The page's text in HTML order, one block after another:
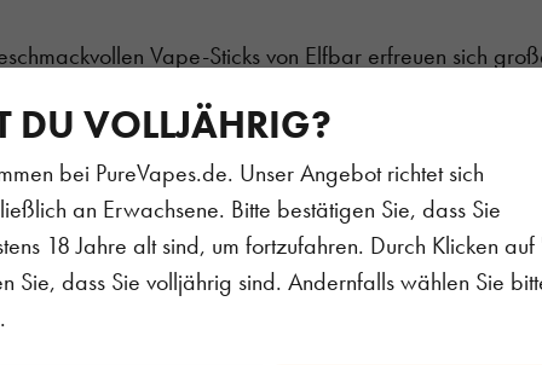
DU VOLLJÄHRIG?
bei PureVapes.de. Unser Angebot richtet sich
an Erwachsene. Bitte bestätigen Sie, dass Sie
18 Jahre alt sind, um fortzufahren. Durch Klicken auf
Sie, dass Sie volljährig sind. Andernfalls wählen Sie
Vape-Sticks von Elfbar erfreuen sich
von Elfbar können jetzt auch Nutzer von
Aromen von Elfbar genießen.
(auch NicSalt genannt) unterscheidet sich von
gebunden ist. Durch gezielte Anpassungen des pH-
gleichzeitig effizienter aufgenommen. Diese
Nikotinkonzentration – geschmacksneutral ist